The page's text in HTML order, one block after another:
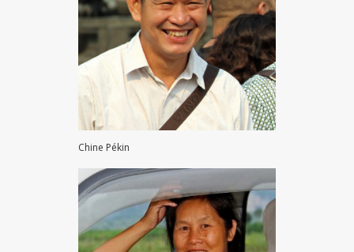
Chine Pékin